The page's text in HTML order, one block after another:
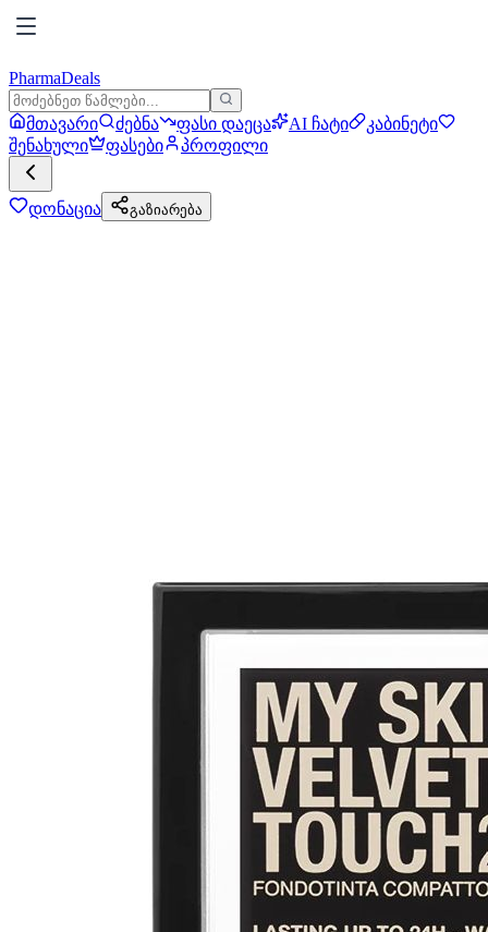
PharmaDeals
მთავარი ძებნა ფასი დაეცა AI ჩატი
კაბინეტი
შენახული
ფასები პროფილი
დონაცია გაზიარება